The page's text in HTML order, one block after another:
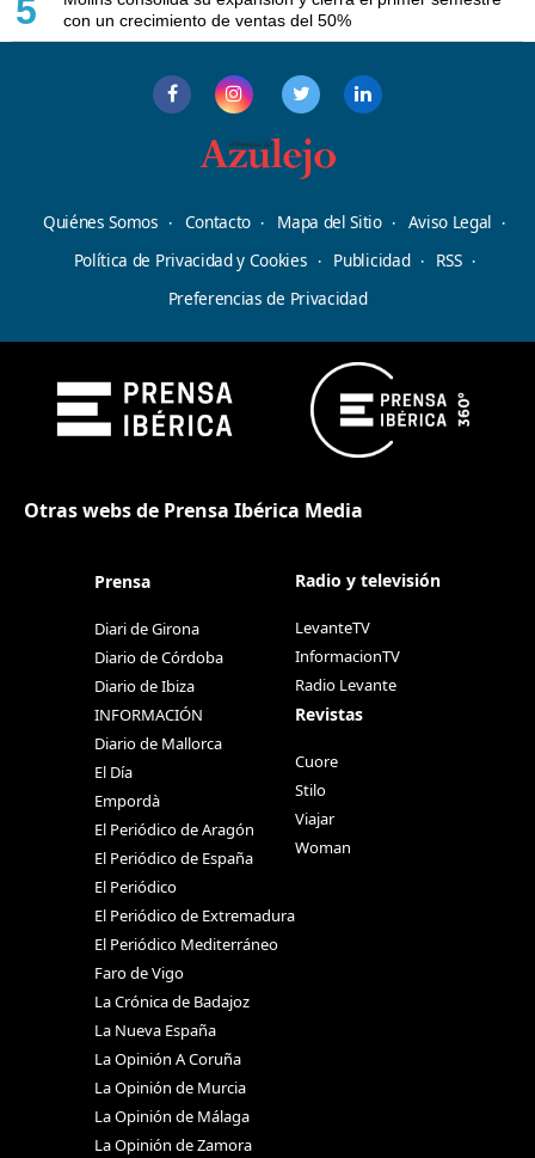
5
con un crecimiento de ventas del 50%
Quiénes Somos Contacto Mapa del Sitio
Aviso Legal
Política de Privacidad y Cookies
Publicidad
RSS
Preferencias de Privacidad
Otras webs de Prensa Ibérica Media
Prensa
Diari de Girona
Diario de Córdoba
Diario de Ibiza
INFORMACIÓN
Diario de Mallorca
El Día
Empordà
El Periódico de Aragón
El Periódico de España
El Periódico
El Periódico de Extremadura
El Periódico Mediterráneo
Faro de Vigo
La Crónica de Badajoz
La Nueva España
La Opinión A Coruña
La Opinión de Murcia
La Opinión de Málaga
La Opinión de Zamora
Radio y televisión
LevanteTV
InformacionTV
Radio Levante
Revistas
Cuore
Stilo
Viajar
Woman